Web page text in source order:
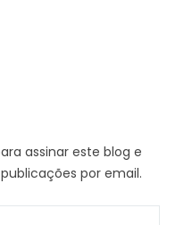
assinar este blog e
por email.